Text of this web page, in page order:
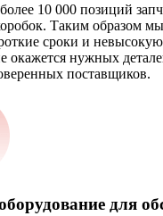
10 000 позиций
Таким образом
сроки и
окажется нужных
поставщиков.
для